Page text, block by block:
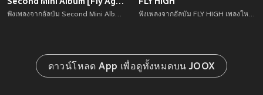
ฟังเพลงจากอัลบัม Second Mini Album [Fly Again] เพลงใหม่จาก อัพเดทเพลงใหม่ล่าสุดก่อนใคร ตลอดปี 2021 ฟังเพลงจากอัลบัม FLY HIGH เพลงใหม่จาก อัพเดทเพลงใหม่ล่าสุดก่อนใคร ตลอดปี 2021
ดาวน์โหลด App เพื่อดูทั้งหมดบน JOOX